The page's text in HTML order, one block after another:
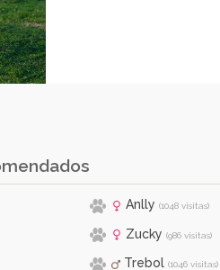
Anlly (1048 visitas)
Zucky (986 visitas)
Trebol (1046 visitas)